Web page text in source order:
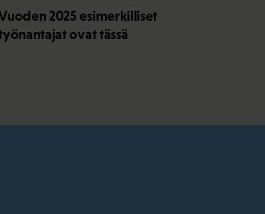
2025 esimerkilliset
ovat tässä